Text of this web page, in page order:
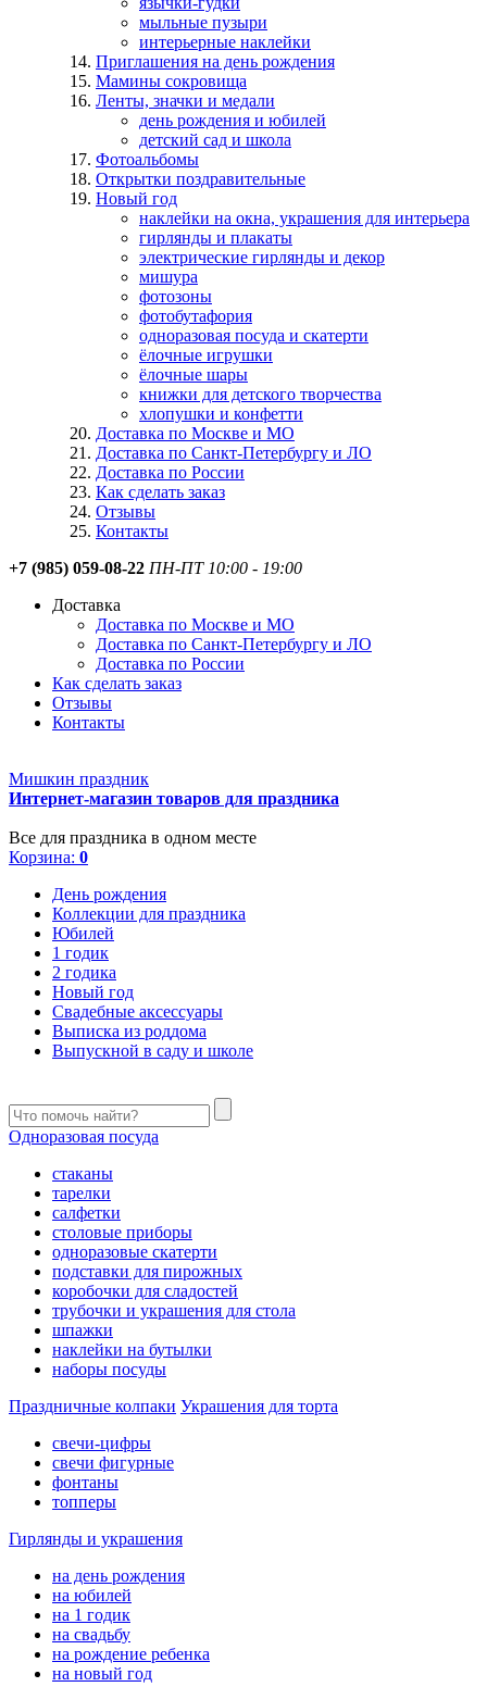
мыльные пузыри
интерьерные наклейки
Приглашения на день рождения
Мамины сокровища
Ленты, значки и медали
день рождения и юбилей
детский сад и школа
Фотоальбомы
Открытки поздравительные
Новый год
наклейки на окна, украшения для интерьера
гирлянды и плакаты
электрические гирлянды и декор
мишура
фотозоны
фотобутафория
одноразовая посуда и скатерти
ёлочные игрушки
ёлочные шары
книжки для детского творчества
хлопушки и конфетти
Доставка по Москве и МО
Доставка по Санкт-Петербургу и ЛО
Доставка по России
Как сделать заказ
Отзывы
Контакты
+7 (985) 059-08-22 ПН-ПТ 10:00 - 19:00
Доставка
Доставка по Москве и МО
Доставка по Санкт-Петербургу и ЛО
Доставка по России
Как сделать заказ
Отзывы
Контакты
Мишкин праздник
Интернет-магазин товаров для праздника
Все для праздника в одном месте
Корзина: 0
День рождения
Коллекции для праздника
Юбилей
1 годик
2 годика
Новый год
Свадебные аксессуары
Выписка из роддома
Выпускной в саду и школе
Одноразовая посуда
стаканы
тарелки
салфетки
столовые приборы
одноразовые скатерти
подставки для пирожных
коробочки для сладостей
трубочки и украшения для стола
шпажки
наклейки на бутылки
наборы посуды
Праздничные колпаки Украшения для торта
свечи-цифры
свечи фигурные
фонтаны
топперы
Гирлянды и украшения
на день рождения
на юбилей
на 1 годик
на свадьбу
на рождение ребенка
на новый год